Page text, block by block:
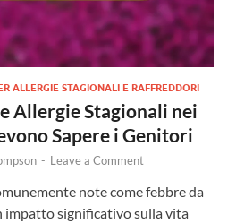
ALLERGIE STAGIONALI E RAFFREDDORI
Allergie Stagionali nei
Sapere i Genitori
- Leave a Comment
note come febbre da
impatto significativo sulla vita